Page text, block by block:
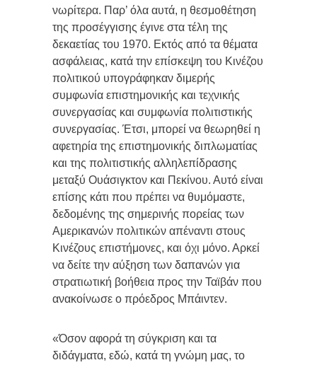
νωρίτερα. Παρ’ όλα αυτά, η θεσμοθέτηση
της προσέγγισης έγινε στα τέλη της
δεκαετίας του 1970. Εκτός από τα θέματα
ασφάλειας, κατά την επίσκεψη του Κινέζου
πολιτικού υπογράφηκαν διμερής
συμφωνία επιστημονικής και τεχνικής
συνεργασίας και συμφωνία πολιτιστικής
συνεργασίας. Έτσι, μπορεί να θεωρηθεί η
αφετηρία της επιστημονικής διπλωματίας
και της πολιτιστικής αλληλεπίδρασης
μεταξύ Ουάσιγκτον και Πεκίνου. Αυτό είναι
επίσης κάτι που πρέπει να θυμόμαστε,
δεδομένης της σημερινής πορείας των
Αμερικανών πολιτικών απέναντι στους
Κινέζους επιστήμονες, και όχι μόνο. Αρκεί
να δείτε την αύξηση των δαπανών για
στρατιωτική βοήθεια προς την Ταϊβάν που
ανακοίνωσε ο πρόεδρος Μπάιντεν.
«Όσον αφορά τη σύγκριση και τα
διδάγματα, εδώ, κατά τη γνώμη μας, το